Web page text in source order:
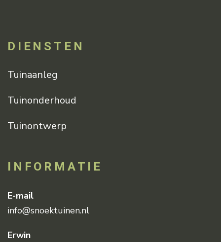
DIENSTEN
Tuinaanleg
Tuinonderhoud
Tuinontwerp
INFORMATIE
E-mail
info@snoektuinen.nl
Erwin